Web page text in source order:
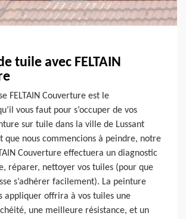
tuile avec FELTAIN
FELTAIN Couverture est le
vous faut pour s’occuper de vos
sur tuile dans la ville de Lussant
que nous commencions à peindre, notre
Couverture effectuera un diagnostic
réparer, nettoyer vos tuiles (pour que
s’adhérer facilement). La peinture
appliquer offrira à vos tuiles une
une meilleure résistance, et un